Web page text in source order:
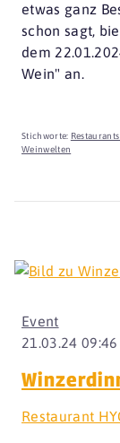
etwas ganz
schon sagt,
dem
Wein" an.
Stichworte:
Weinwelten
21.03.24 09:46
Event
Restaurant